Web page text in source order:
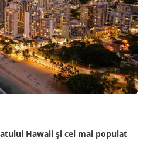
Hawaii și cel mai populat